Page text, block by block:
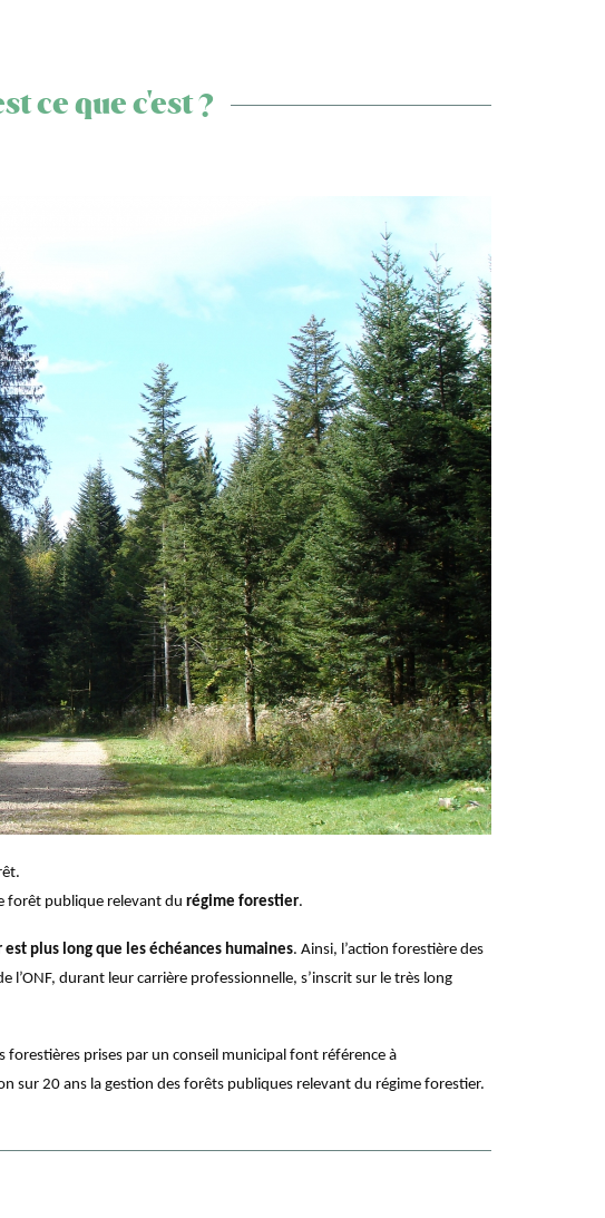
ce que c'est ?
forêt publique relevant durégime forestier.
plus long que les échéances humaines. Ainsi, l’action forestière des
durant leur carrière professionnelle, s’inscrit sur le très long
forestières prises par un conseil municipal font référence à
sur 20 ans la gestion des forêts publiques relevant du régime forestier.